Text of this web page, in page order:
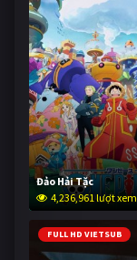
Đảo Hải Tặc
4,236,961 lượt xem
FULL HD VIETSUB